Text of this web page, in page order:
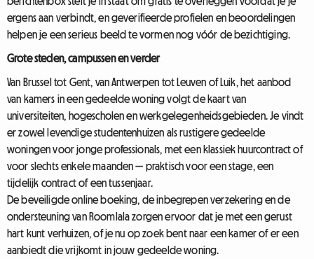
ergens aan verbindt, en geverifieerde profielen en beoordelingen
helpen je een serieus beeld te vormen nog vóór de bezichtiging.
Grote steden, campussen en verder
Van Brussel tot Gent, van Antwerpen tot Leuven of Luik, het aanbod
van kamers in een gedeelde woning volgt de kaart van
universiteiten, hogescholen en werkgelegenheidsgebieden. Je vindt
er zowel levendige studentenhuizen als rustigere gedeelde
woningen voor jonge professionals, met een klassiek huurcontract of
voor slechts enkele maanden — praktisch voor een stage, een
tijdelijk contract of een tussenjaar.
De beveiligde online boeking, de inbegrepen verzekering en de
ondersteuning van Roomlala zorgen ervoor dat je met een gerust
hart kunt verhuizen, of je nu op zoek bent naar een kamer of er een
aanbiedt die vrijkomt in jouw gedeelde woning.